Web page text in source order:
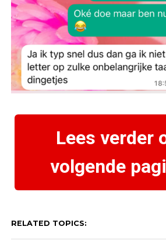
Lees verder
volgende
RELATED TOPICS: